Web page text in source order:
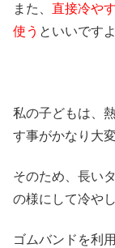
また、 直接冷や
使う といいですよ
私の子どもは、
す事がかなり大
そのため、長い
の様にして冷や
ゴムバンドを利